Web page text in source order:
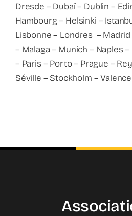
Dresde – Dubaï – Dublin –
Hambourg – Helsinki –
Lisbonne – Londres –
– Malaga – Munich – Naples
– Paris – Porto – Prague –
Séville – Stockholm –